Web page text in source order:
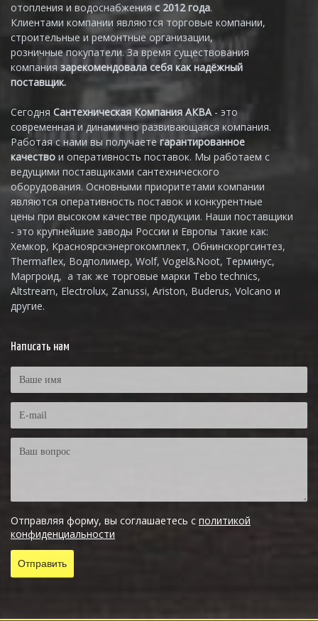
отопления и водоснабжения с 2012 года.
Клиентами компании являются торговые компании,
строительные и ремонтные организации,
розничные покупатели. За время существования
компания зарекомендовала себя как надёжный
поставщик.
Сегодня Сантехническая Компания АКВА - это
современная и динамично развивающаяся компания.
Работая с нами вы получаете гарантированное
качество и оперативность поставок. Мы работаем с
ведущими поставщиками сантехнического
оборудования. Основными приоритетами компании
являются оперативность поставок и конкурентные
цены при высоком качестве продукции. Наши поставщики
- это крупнейшие заводы России и Европы такие как:
Хемкор, Красноярскэнергокомплект, Обнинскоргсинтез,
Thermaflex, Водполимер, Wolf, Vogel&Noot, Терминус,
Маргроид, а так же торговые марки Tebo technics,
Altstream, Electrolux, Zanussi, Ariston, Buderus, Volcano и
другие.
Написать нам
Отправляя форму, вы соглашаетесь с политикой
конфиденциальности